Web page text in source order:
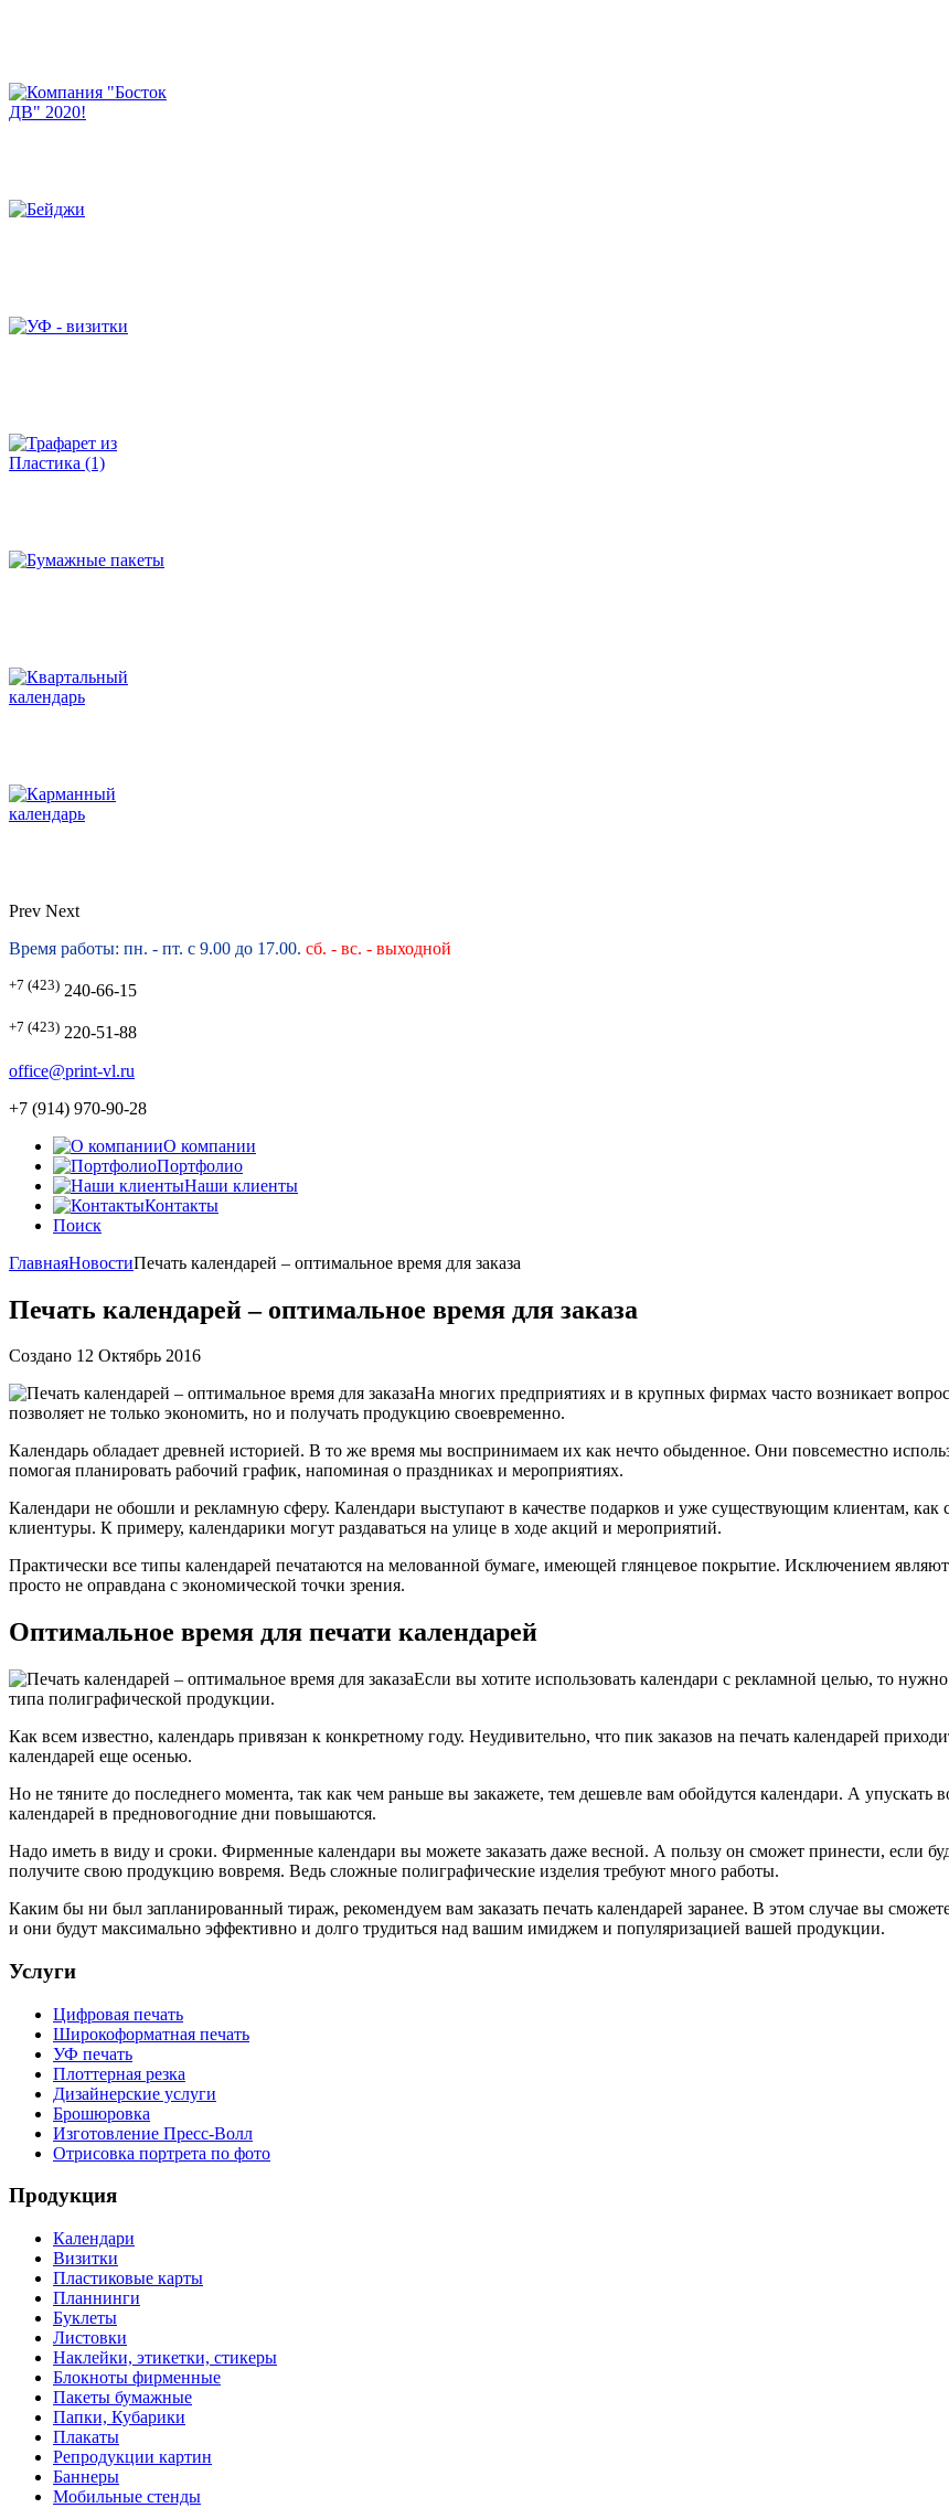
Prev Next
Время работы: пн. - пт. с 9.00 до 17.00. сб. - вс. - выходной
+7 (423) 240-66-15
+7 (423) 220-51-88
office@print-vl.ru
+7 (914) 970-90-28
О компании
Портфолио
Наши клиенты
Контакты
Поиск
ГлавнаяНовостиПечать календарей – оптимальное время для заказа
Печать календарей – оптимальное время для заказа
Создано 12 Октябрь 2016
На многих предприятиях и в крупных фирмах часто возникает
позволяет не только экономить, но и получать продукцию своевременно.
Календарь обладает древней историей. В то же время мы воспринимаем их как нечто обыденное. Они повсеместно
помогая планировать рабочий график, напоминая о праздниках и мероприятиях.
Календари не обошли и рекламную сферу. Календари выступают в качестве подарков и уже существующим клиентам, как
клиентуры. К примеру, календарики могут раздаваться на улице в ходе акций и мероприятий.
Практически все типы календарей печатаются на мелованной бумаге, имеющей глянцевое покрытие. Исключением
просто не оправдана с экономической точки зрения.
Оптимальное время для печати календарей
Если вы хотите использовать календари с рекламной целью, то
типа полиграфической продукции.
Как всем известно, календарь привязан к конкретному году. Неудивительно, что пик заказов на печать календарей
календарей еще осенью.
Но не тяните до последнего момента, так как чем раньше вы закажете, тем дешевле вам обойдутся календари. А
календарей в предновогодние дни повышаются.
Надо иметь в виду и сроки. Фирменные календари вы можете заказать даже весной. А пользу он сможет принести, если
получите свою продукцию вовремя. Ведь сложные полиграфические изделия требуют много работы.
Каким бы ни был запланированный тираж, рекомендуем вам заказать печать календарей заранее. В этом случае вы
и они будут максимально эффективно и долго трудиться над вашим имиджем и популяризацией вашей продукции.
Услуги
Цифровая печать
Широкоформатная печать
УФ печать
Плоттерная резка
Дизайнерские услуги
Брошюровка
Изготовление Пресс-Волл
Отрисовка портрета по фото
Продукция
Календари
Визитки
Пластиковые карты
Планнинги
Буклеты
Листовки
Наклейки, этикетки, стикеры
Блокноты фирменные
Пакеты бумажные
Папки, Кубарики
Плакаты
Репродукции картин
Баннеры
Мобильные стенды